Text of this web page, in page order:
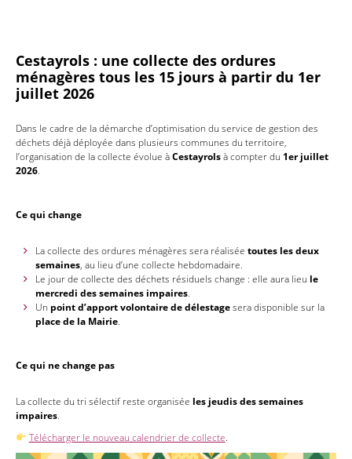
Cestayrols : une collecte des ordures
ménagères tous les 15 jours à partir du 1er
juillet 2026
Dans le cadre de la démarche d’optimisation du service de gestion des
déchets déjà déployée dans plusieurs communes du territoire,
l’organisation de la collecte évolue àCestayrolsà compter du 1er juillet
2026.
Ce qui change
La collecte des ordures ménagères sera réalisée toutes les deux
semaines, au lieu d’une collecte hebdomadaire.
Le jour de collecte des déchets résiduels change : elle aura lieu le
mercredi des semaines impaires.
Un point d’apport volontaire de délestagesera disponible sur la
place de la Mairie.
Ce qui ne change pas
La collecte du tri sélectif reste organisée les jeudis des semaines
impaires.
Télécharger le nouveau calendrier de collecte.